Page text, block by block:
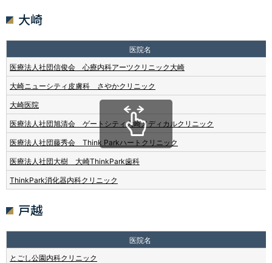
大崎
医院名
医療法人社団信俊会 心療内科アーツクリニック大崎
大崎ニューシティ皮膚科 さやかクリニック
大崎医院
医療法人社団旭清会 ゲートシティ大崎メディカルクリニック
医療法人社団藤秀会 Think Parkハートクリニック
医療法人社団大樹 大崎ThinkPark歯科
ThinkPark消化器内科クリニック
戸越
医院名
とごし公園内科クリニック